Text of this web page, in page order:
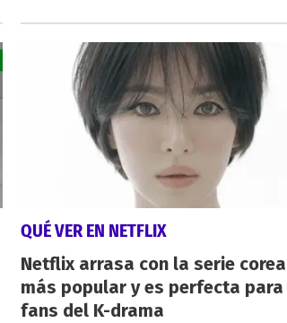
QUÉ VER EN NETFLIX
Netflix arrasa con la serie
más popular y es perfecta
fans del K-drama